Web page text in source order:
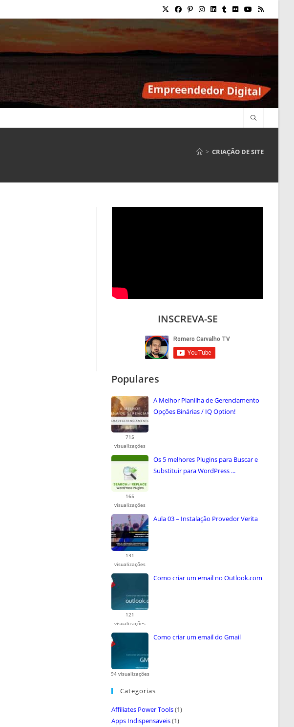
> CRIAÇÃO DE SITE
INSCREVA-SE
Populares
A Melhor Planilha de Gerenciamento
Opções Binárias / IQ Option!
715
visualizações
Os 5 melhores Plugins para Buscar e
Substituir para WordPress ...
165
visualizações
Aula 03 – Instalação Provedor Verita
131
visualizações
Como criar um email no Outlook.com
121
visualizações
Como criar um email do Gmail
94 visualizações
Categorias
Affiliates Power Tools(1)
Apps Indispensaveis(1)